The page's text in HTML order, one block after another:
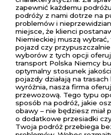
zapewnić każdemu
podróży z nami dotrze na
problemów i
miejsce, że klienci
Niemieckiej muszą
pojazd czy
wyborów z tych opcji
transport Polska Niemcy
optymalny stosunek
pojazdy działają na
wyróżnia, nasza firma
przewozową. Tego typu
sposób na podróż, jakie
obawy – nie będziesz miał
o dodatkowe przesiadki
Twoja podróż przebiega